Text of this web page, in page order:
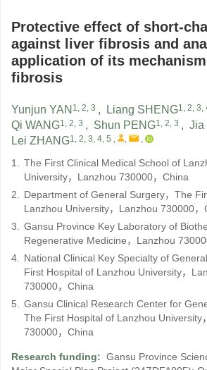
Protective effect of short-
against liver fibrosis and
application of its
fibrosis
Yunjun YAN 1, 2, 3 , Liang SHENG1, 2, 3,
Qi WANG1, 2, 3 , Shun PENG1, 2, 3 , Jia
Lei ZHANG1, 2, 3, 4, 5 , , ,
1. The First Clinical Medical School of
University，Lanzhou 730000，China
2. Department of General Surgery，The
Lanzhou University，Lanzhou 730000，
3. Gansu Province Key Laboratory of
Regenerative Medicine，Lanzhou
4. National Clinical Key Specialty of
First Hospital of Lanzhou University，
730000，China
5. Gansu Clinical Research Center for
The First Hospital of Lanzhou University
730000，China
Research funding: Gansu Province